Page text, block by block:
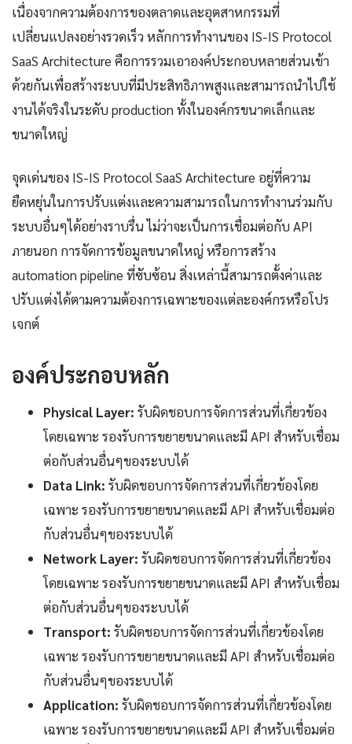
เนื่องจากความต้องการของตลาดและอุตสาหกรรมที่
เปลี่ยนแปลงอย่างรวดเร็ว หลักการทำงานของ IS-IS Protocol
SaaS Architecture คือการรวมเอาองค์ประกอบหลายส่วนเข้า
ด้วยกันเพื่อสร้างระบบที่มีประสิทธิภาพสูงและสามารถนำไปใช้
งานได้จริงในระดับ production ทั้งในองค์กรขนาดเล็กและ
ขนาดใหญ่
จุดเด่นของ IS-IS Protocol SaaS Architecture อยู่ที่ความ
ยืดหยุ่นในการปรับแต่งและความสามารถในการทำงานร่วมกับ
ระบบอื่นๆได้อย่างราบรื่น ไม่ว่าจะเป็นการเชื่อมต่อกับ API
ภายนอก การจัดการข้อมูลขนาดใหญ่ หรือการสร้าง
automation pipeline ที่ซับซ้อน สิ่งเหล่านี้สามารถตั้งค่าและ
ปรับแต่งได้ตามความต้องการเฉพาะของแต่ละองค์กรหรือโปร
เจกต์
องค์ประกอบหลัก
Physical Layer: รับผิดชอบการจัดการส่วนที่เกี่ยวข้อง
โดยเฉพาะ รองรับการขยายขนาดและมี API สำหรับเชื่อม
ต่อกับส่วนอื่นๆของระบบได้
Data Link: รับผิดชอบการจัดการส่วนที่เกี่ยวข้องโดย
เฉพาะ รองรับการขยายขนาดและมี API สำหรับเชื่อมต่อ
กับส่วนอื่นๆของระบบได้
Network Layer: รับผิดชอบการจัดการส่วนที่เกี่ยวข้อง
โดยเฉพาะ รองรับการขยายขนาดและมี API สำหรับเชื่อม
ต่อกับส่วนอื่นๆของระบบได้
Transport: รับผิดชอบการจัดการส่วนที่เกี่ยวข้องโดย
เฉพาะ รองรับการขยายขนาดและมี API สำหรับเชื่อมต่อ
กับส่วนอื่นๆของระบบได้
Application: รับผิดชอบการจัดการส่วนที่เกี่ยวข้องโดย
เฉพาะ รองรับการขยายขนาดและมี API สำหรับเชื่อมต่อ